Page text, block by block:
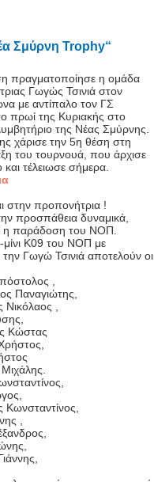
Σμύρνη Trophy“
πραγματοποίησε η ομάδα
Γωγώς Τσινιά στον
με αντίπαλο τον ΓΣ
πρωί της Κυριακής στο
της Νέας Σμύρνης.
χάρισε την 5η θέση στη
του τουρνουά, που άρχισε
τέλειωσε σήμερα.
στην προπονήτρια !
προσπάθεια δυναμικά,
η παράδοση του ΝΟΠ.
Κ09 του ΝΟΠ με
Γωγώ Τσινιά αποτελούν οι
,
Παναγιώτης,
Νικόλαος ,
Κώστας
Κωνσταντίνος,
,